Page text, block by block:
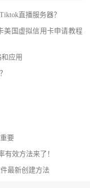
直播服务器？
美国虚拟信用卡申请教程
应用
要
有效方法来了！
最新创建方法